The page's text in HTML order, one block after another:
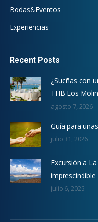
Bodas&Eventos
Experiencias
Recent Posts
¿Sueñas con
THB Los
agosto 7, 2026
Guía para
julio 31, 2026
Excursión a
julio 6, 2026